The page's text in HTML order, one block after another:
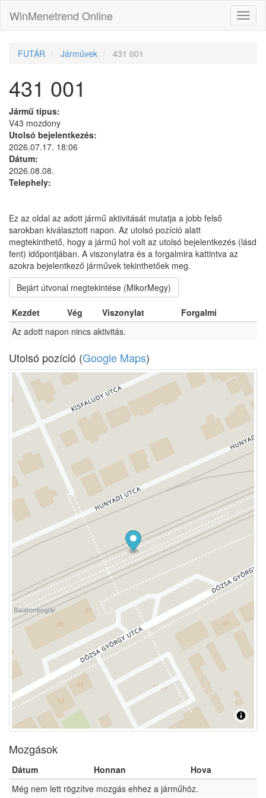
WinMenetrend Online
FUTÁR Járművek 431 001
431 001
Jármű típus:
V43 mozdony
Utolsó bejelentkezés:
2026.07.17. 18:06
Dátum:
2026.08.08.
Telephely:
Ez az oldal az adott jármű aktivitását mutatja a jobb felső
sarokban kiválasztott napon. Az utolsó pozíció alatt
megtekinthető, hogy a jármű hol volt az utolsó bejelentkezés (lásd
fent) időpontjában. A viszonylatra és a forgalmira kattintva az
azokra bejelentkező járművek tekinthetőek meg.
Bejárt útvonal megtekintése (MikorMegy)
Kezdet Vég Viszonylat
Forgalmi
Az adott napon nincs aktivitás.
Utolsó pozíció (Google Maps)
Mozgások
Dátum Honnan
Hova
Még nem lett rögzítve mozgás ehhez a járműhöz.